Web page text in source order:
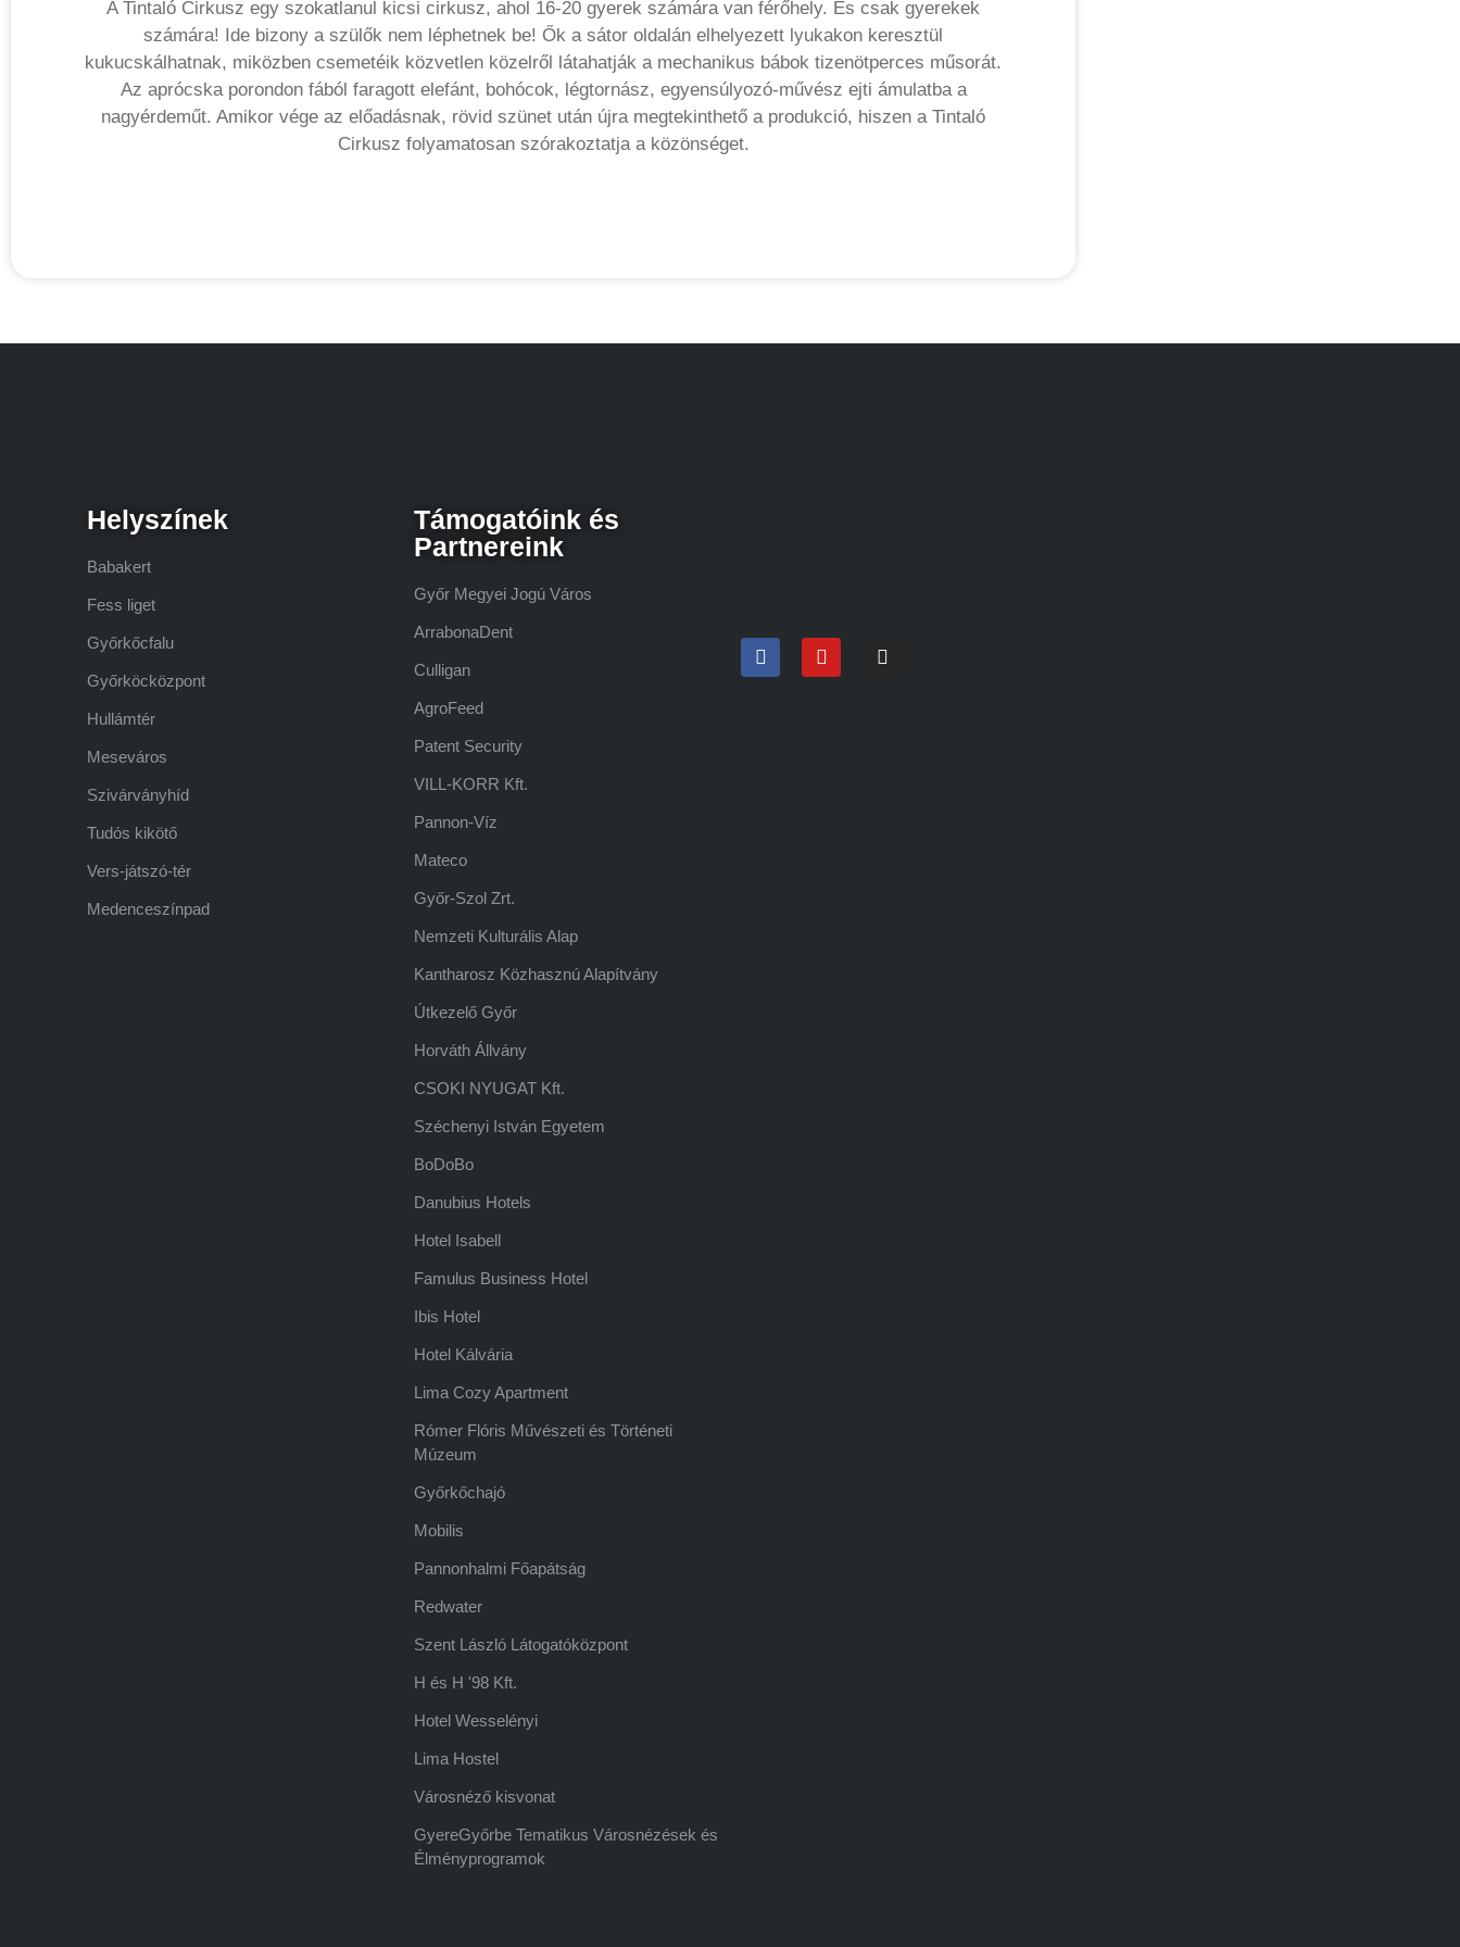
A Tintaló Cirkusz egy szokatlanul kicsi cirkusz, ahol 16-20 gyerek számára van férőhely. És csak gyerekek
számára! Ide bizony a szülők nem léphetnek be! Ők a sátor oldalán elhelyezett lyukakon keresztül
kukucskálhatnak, miközben csemetéik közvetlen közelről látahatják a mechanikus bábok tizenötperces műsorát.
Az aprócska porondon fából faragott elefánt, bohócok, légtornász, egyensúlyozó-művész ejti ámulatba a
nagyérdeműt. Amikor vége az előadásnak, rövid szünet után újra megtekinthető a produkció, hiszen a Tintaló
Cirkusz folyamatosan szórakoztatja a közönséget.
Helyszínek
Babakert
Fess liget
Győrkőcfalu
Győrköcközpont
Hullámtér
Meseváros
Szivárványhíd
Tudós kikötő
Vers-játszó-tér
Medenceszínpad
Támogatóink és
Partnereink
Győr Megyei Jogú Város
ArrabonaDent
Culligan
AgroFeed
Patent Security
VILL-KORR Kft.
Pannon-Víz
Mateco
Győr-Szol Zrt.
Nemzeti Kulturális Alap
Kantharosz Közhasznú Alapítvány
Útkezelő Győr
Horváth Állvány
CSOKI NYUGAT Kft.
Széchenyi István Egyetem
BoDoBo
Danubius Hotels
Hotel Isabell
Famulus Business Hotel
Ibis Hotel
Hotel Kálvária
Lima Cozy Apartment
Rómer Flóris Művészeti és Történeti
Múzeum
Győrkőchajó
Mobilis
Pannonhalmi Főapátság
Redwater
Szent László Látogatóközpont
H és H '98 Kft.
Hotel Wesselényi
Lima Hostel
Városnéző kisvonat
GyereGyőrbe Tematikus Városnézések és
Élményprogramok